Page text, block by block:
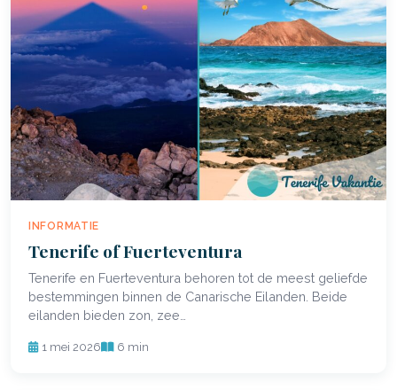
INFORMATIE
Tenerife of Fuerteventura
Tenerife en Fuerteventura behoren tot de meest geliefde
bestemmingen binnen de Canarische Eilanden. Beide
eilanden bieden zon, zee…
1 mei 2026 6 min